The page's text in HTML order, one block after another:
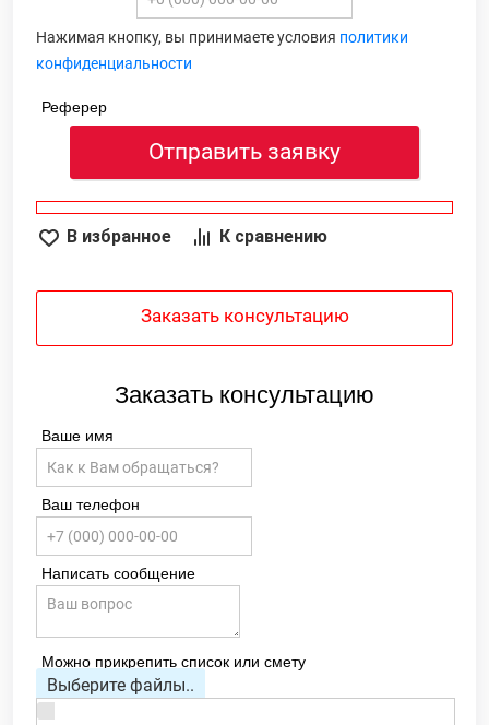
Нажимая кнопку, вы принимаете условия политики
конфиденциальности
Реферер
Отправить заявку
В избранное К сравнению
Заказать консультацию
Заказать консультацию
Ваше имя
Ваш телефон
Написать сообщение
Можно прикрепить список или смету
Выберите файлы..